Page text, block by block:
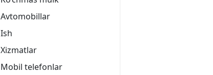
Avtomobillar
Ish
Xizmatlar
Mobil telefonlar